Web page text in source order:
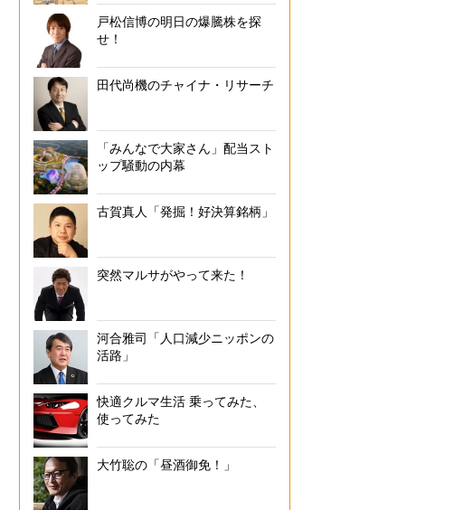
戸松信博の明日の爆騰株を探
せ！
田代尚機のチャイナ・リサーチ
「みんなで大家さん」配当スト
ップ騒動の内幕
古賀真人「発掘！好決算銘柄」
突然マルサがやって来た！
河合雅司「人口減少ニッポンの
活路」
快適クルマ生活 乗ってみた、
使ってみた
大竹聡の「昼酒御免！」